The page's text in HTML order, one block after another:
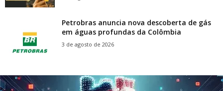
Petrobras anuncia nova descoberta de gás
em águas profundas da Colômbia
3 de agosto de 2026